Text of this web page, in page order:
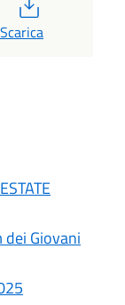
Scarica
dei Giovani